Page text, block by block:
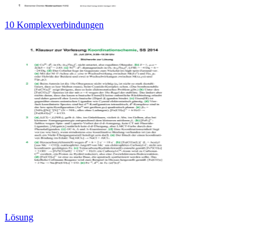
10 Komplexverbindungen
Lösung